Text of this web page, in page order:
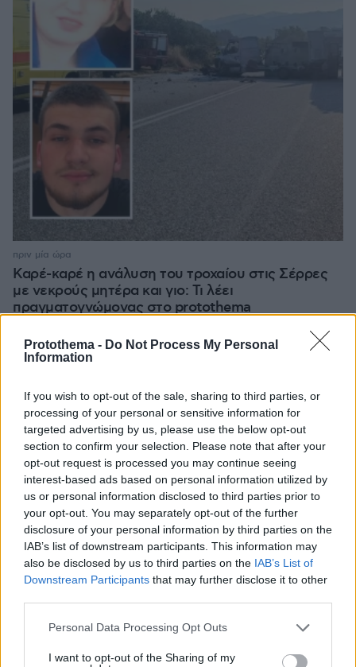
Protothema - Do Not Process My Personal
Information
If you wish to opt-out of the sale, sharing to third parties, or
processing of your personal or sensitive information for
targeted advertising by us, please use the below opt-out
section to confirm your selection. Please note that after your
opt-out request is processed you may continue seeing
interest-based ads based on personal information utilized by
us or personal information disclosed to third parties prior to
your opt-out. You may separately opt-out of the further
disclosure of your personal information by third parties on the
IAB’s list of downstream participants. This information may
also be disclosed by us to third parties on the IAB’s List of
Downstream Participants that may further disclose it to other
Please note that this website/app uses one or more Google
not limited to your visit or usage behaviour. You may click to
Personal Data Processing Opt Outs
I want to opt-out of the Sharing of my
Καρέ-καρέ η ανάλυση του τροχαίου στις Σέρρες
με νεκρούς μητέρα και γιο: Τι λέει
πραγματογνώμονας στο protothema
πριν μία ώρα